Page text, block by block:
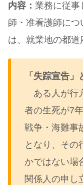
内容： 業務に従事
師・准看護師に
は、就業地の都道
「失踪宣告」
ある人が行
者の生死が7
戦争・海難事
となり、その
かではない場
関係人の申し